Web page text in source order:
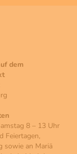
dem
8 – 13 Uhr
Feiertagen,
sowie an Mariä